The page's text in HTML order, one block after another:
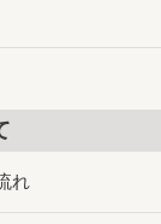
れ